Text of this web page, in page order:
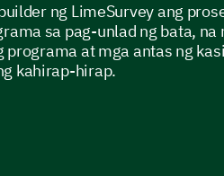
Are there
ng LimeSurvey ang
sa pag-unlad ng bata,
programa at mga antas ng
kahirap-hirap.